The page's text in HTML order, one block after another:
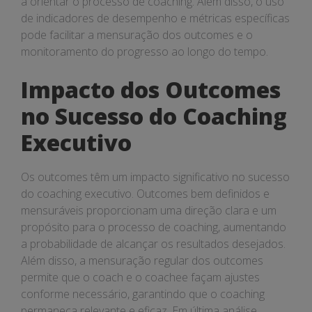
de indicadores de desempenho e métricas específicas
pode facilitar a mensuração dos outcomes e o
monitoramento do progresso ao longo do tempo.
Impacto dos Outcomes
no Sucesso do Coaching
Executivo
Os outcomes têm um impacto significativo no sucesso
do coaching executivo. Outcomes bem definidos e
mensuráveis proporcionam uma direção clara e um
propósito para o processo de coaching, aumentando
a probabilidade de alcançar os resultados desejados.
Além disso, a mensuração regular dos outcomes
permite que o coach e o coachee façam ajustes
conforme necessário, garantindo que o coaching